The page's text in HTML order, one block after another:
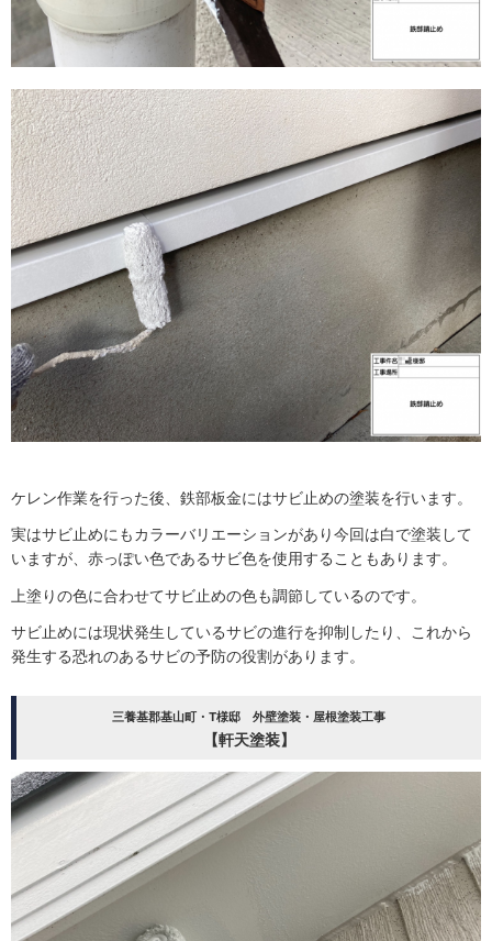
ケレン作業を行った後、鉄部板金にはサビ止めの塗装を行います。
実はサビ止めにもカラーバリエーションがあり今回は白で塗装して
いますが、赤っぽい色であるサビ色を使用することもあります。
上塗りの色に合わせてサビ止めの色も調節しているのです。
サビ止めには現状発生しているサビの進行を抑制したり、これから
発生する恐れのあるサビの予防の役割があります。
三養基郡基山町・T様邸 外壁塗装・屋根塗装工事
【軒天塗装】